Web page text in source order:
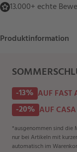
13.000+ echte
Produktinformation
-13% AUF FAST
-20% AUF
*ausgenommen sind die
nur bei Artikeln mit
automatisch im